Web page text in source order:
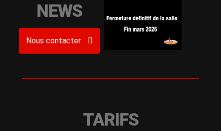
NEWS
Nous contacter
TARIFS